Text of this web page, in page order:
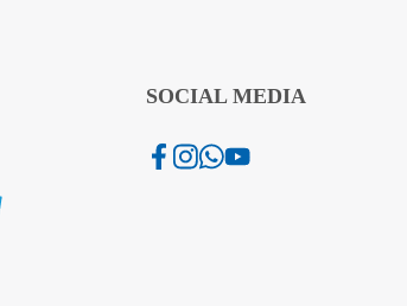
SOCIAL MEDIA